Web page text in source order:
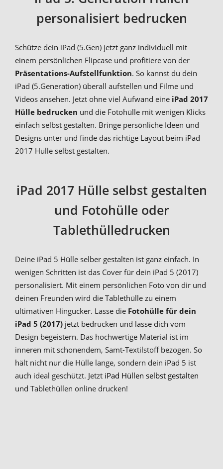
personalisiert bedrucken
Schütze dein iPad (5.Gen) jetzt ganz individuell mit
einem persönlichen Flipcase und profitiere von der
Präsentations-Aufstellfunktion. So kannst du dein
iPad (5.Generation) überall aufstellen und Filme und
Videos ansehen. Jetzt ohne viel Aufwand eine iPad 2017
Hülle bedrucken und die Fotohülle mit wenigen Klicks
einfach selbst gestalten. Bringe persönliche Ideen und
Designs unter und finde das richtige Layout beim iPad
2017 Hülle selbst gestalten.
iPad 2017 Hülle selbst gestalten
und Fotohülle oder
Tablethülledrucken
Deine iPad 5 Hülle selber gestalten ist ganz einfach. In
wenigen Schritten ist das Cover für dein iPad 5 (2017)
personalisiert. Mit einem persönlichen Foto von dir und
deinen Freunden wird die Tablethülle zu einem
ultimativen Hingucker. Lasse die Fotohülle für dein
iPad 5 (2017) jetzt bedrucken und lasse dich vom
Design begeistern. Das hochwertige Material ist im
inneren mit schonendem, Samt-Textilstoff bezogen. So
hält nicht nur die Hülle lange, sondern dein iPad 5 ist
auch ideal geschützt. Jetzt iPad Hüllen selbst gestalten
und Tablethüllen online drucken!